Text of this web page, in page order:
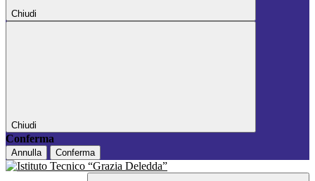
Chiudi
Chiudi
Conferma
Annulla Conferma